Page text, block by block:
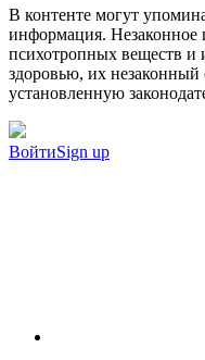
В контенте могут
информация. Незаконное
психотропных веществ и
здоровью, их незаконный
установленную
ВойтиSign up